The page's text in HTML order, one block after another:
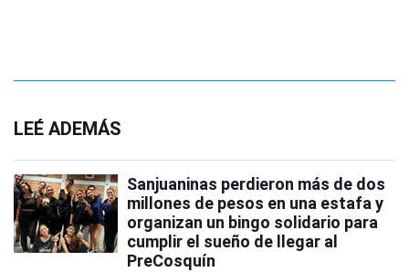
LEÉ ADEMÁS
Sanjuaninas perdieron más de dos
millones de pesos en una estafa y
organizan un bingo solidario para
cumplir el sueño de llegar al
PreCosquín